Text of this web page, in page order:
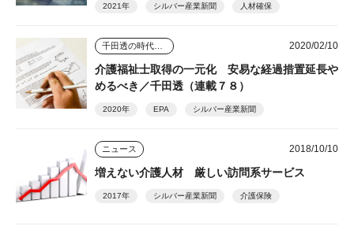
2021年 シルバー産業新聞 人材確保
2020/02/10
介護福祉士取得の一元化 安易な経過措置延長や
めるべき／千田透（連載７８）
2020年 EPA シルバー産業新聞
ニュース 2018/10/10
増えない介護人材 厳しい訪問系サービス
2017年 シルバー産業新聞 介護保険